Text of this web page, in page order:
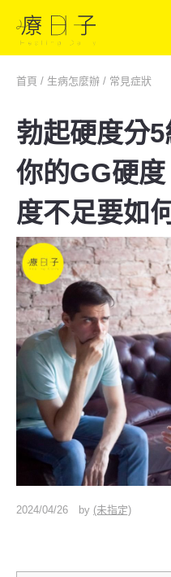
首頁 / 生病怎麼辦 / 常見症狀
勃起硬度分
你的GG硬
度不足要如
2024/04/26 by (未指定)